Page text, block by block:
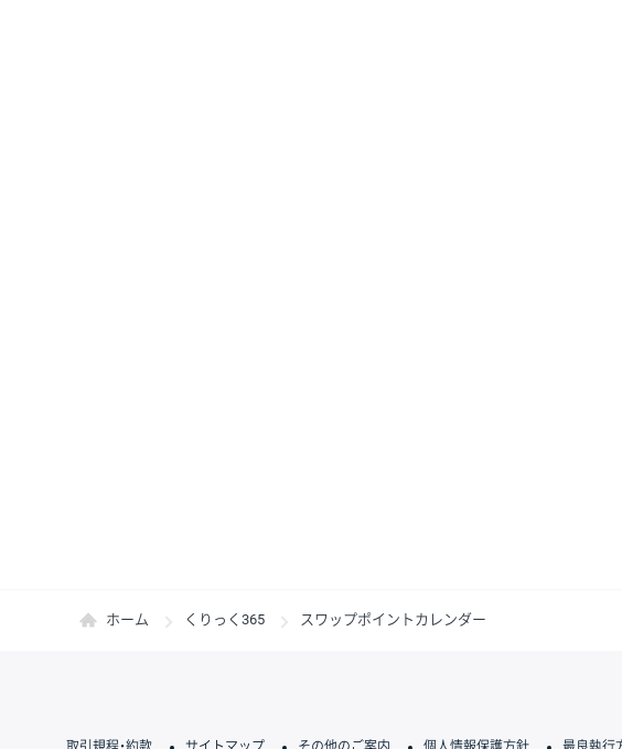
ホーム くりっく365 スワップポイントカレンダー